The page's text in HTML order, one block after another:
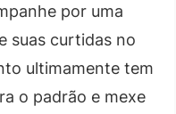
por uma
suas curtidas no
ultimamente tem
o padrão e mexe